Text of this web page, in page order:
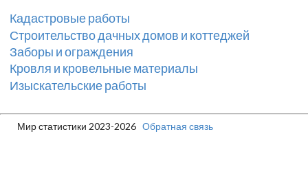
Кадастровые работы
Строительство дачных домов и коттеджей
Заборы и ограждения
Кровля и кровельные материалы
Изыскательские работы
Мир статистики 2023-2026 Обратная связь